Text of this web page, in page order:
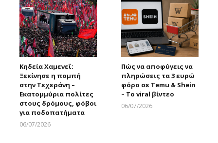
Κηδεία Χαμενεΐ:
Ξεκίνησε η πομπή
στην Τεχεράνη –
Εκατομμύρια πολίτες
στους δρόμους, φόβοι
για ποδοπατήματα
06/07/2026
Πώς να αποφύγεις να
πληρώσεις τα 3 ευρώ
φόρο σε Temu & Shein
– Το viral βίντεο
06/07/2026